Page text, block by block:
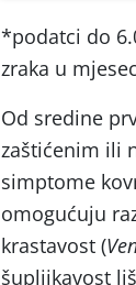
*podatci do
zraka u
Od sredine
zaštićenim ili
simptome
omogućuju
krastavost (
šupljikavost